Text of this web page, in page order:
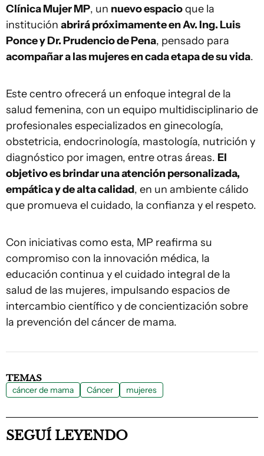
Clínica Mujer MP, un nuevo espacioque la
institución abrirá próximamente en Av. Ing. Luis
Ponce y Dr. Prudencio de Pena, pensado para
acompañar a las mujeres en cada etapa de su vida.
Este centro ofrecerá un enfoque integral de la
salud femenina, con un equipo multidisciplinario de
profesionales especializados en ginecología,
obstetricia, endocrinología, mastología, nutrición y
diagnóstico por imagen, entre otras áreas. El
objetivo es brindar una atención personalizada,
empática y de alta calidad, en un ambiente cálido
que promueva el cuidado, la confianza y el respeto.
Con iniciativas como esta, MP reafirma su
compromiso con la innovación médica, la
educación continua y el cuidado integral de la
salud de las mujeres, impulsando espacios de
intercambio científico y de concientización sobre
la prevención del cáncer de mama.
TEMAS
cáncer de mama Cáncer mujeres
SEGUÍ LEYENDO